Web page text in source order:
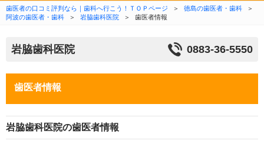
コンテンツへ移動
歯医者の口コミ評判なら｜歯科へ行こう！ＴＯＰページ ＞ 徳島の歯医者・歯科
＞
阿波の歯医者・歯科
＞ 岩脇歯科医院 ＞ 歯医者情報
岩脇歯科医院 0883-36-5550
歯医者情報
岩脇歯科医院の歯医者情報